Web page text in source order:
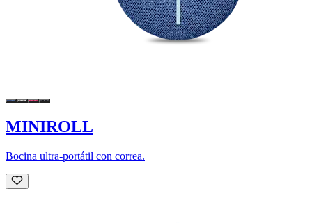
MINIROLL
Bocina ultra-portátil con correa.